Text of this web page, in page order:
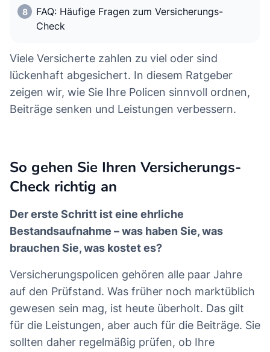
FAQ: Häufige Fragen zum Versicherungs-
Check
Viele Versicherte zahlen zu viel oder sind
lückenhaft abgesichert. In diesem Ratgeber
zeigen wir, wie Sie Ihre Policen sinnvoll ordnen,
Beiträge senken und Leistungen verbessern.
So gehen Sie Ihren Versicherungs-
Check richtig an
Der erste Schritt ist eine ehrliche
Bestandsaufnahme – was haben Sie, was
brauchen Sie, was kostet es?
Versicherungspolicen gehören alle paar Jahre
auf den Prüfstand. Was früher noch marktüblich
gewesen sein mag, ist heute überholt. Das gilt
für die Leistungen, aber auch für die Beiträge. Sie
sollten daher regelmäßig prüfen, ob Ihre